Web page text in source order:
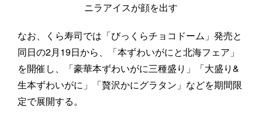
ニラアイスが顔を出す
なお、くら寿司では「びっくらチョコドーム」発売と
同日の2月19日から、「本ずわいがにと北海フェア」
を開催し、「豪華本ずわいがに三種盛り」「大盛り&
生本ずわいがに」「贅沢かにグラタン」などを期間限
定で展開する。